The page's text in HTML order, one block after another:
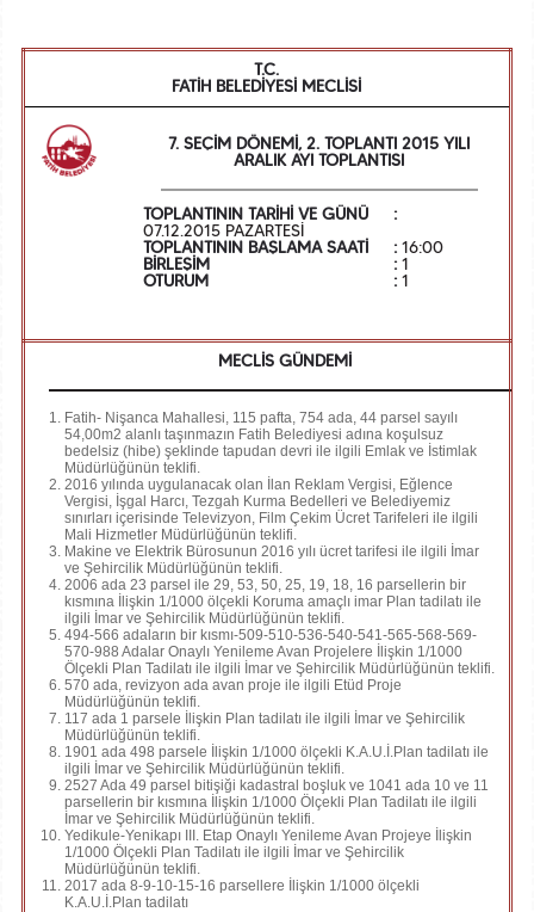
T.C.
FATİH BELEDİYESİ MECLİSİ
7. SEÇİM DÖNEMİ, 2. TOPLANTI 2015 YILI
ARALIK AYI TOPLANTISI
TOPLANTININ TARİHİ VE GÜNÜ
:
07.12.2015 PAZARTESİ
TOPLANTININ BAŞLAMA SAATİ
: 16:00
BİRLEŞİM
: 1
OTURUM
: 1
MECLİS GÜNDEMİ
Fatih- Nişanca Mahallesi, 115 pafta, 754 ada, 44 parsel sayılı
54,00m2 alanlı taşınmazın Fatih Belediyesi adına koşulsuz
bedelsiz (hibe) şeklinde tapudan devri ile ilgili Emlak ve İstimlak
Müdürlüğünün teklifi.
2016 yılında uygulanacak olan İlan Reklam Vergisi, Eğlence
Vergisi, İşgal Harcı, Tezgah Kurma Bedelleri ve Belediyemiz
sınırları içerisinde Televizyon, Film Çekim Ücret Tarifeleri ile ilgili
Mali Hizmetler Müdürlüğünün teklifi.
Makine ve Elektrik Bürosunun 2016 yılı ücret tarifesi ile ilgili İmar
ve Şehircilik Müdürlüğünün teklifi.
2006 ada 23 parsel ile 29, 53, 50, 25, 19, 18, 16 parsellerin bir
kısmına İlişkin 1/1000 ölçekli Koruma amaçlı imar Plan tadilatı ile
ilgili İmar ve Şehircilik Müdürlüğünün teklifi.
494-566 adaların bir kısmı-509-510-536-540-541-565-568-569-
570-988 Adalar Onaylı Yenileme Avan Projelere İlişkin 1/1000
Ölçekli Plan Tadilatı ile ilgili İmar ve Şehircilik Müdürlüğünün teklifi.
570 ada, revizyon ada avan proje ile ilgili Etüd Proje
Müdürlüğünün teklifi.
117 ada 1 parsele İlişkin Plan tadilatı ile ilgili İmar ve Şehircilik
Müdürlüğünün teklifi.
1901 ada 498 parsele İlişkin 1/1000 ölçekli K.A.U.İ.Plan tadilatı ile
ilgili İmar ve Şehircilik Müdürlüğünün teklifi.
2527 Ada 49 parsel bitişiği kadastral boşluk ve 1041 ada 10 ve 11
parsellerin bir kısmına İlişkin 1/1000 Ölçekli Plan Tadilatı ile ilgili
İmar ve Şehircilik Müdürlüğünün teklifi.
Yedikule-Yenikapı III. Etap Onaylı Yenileme Avan Projeye İlişkin
1/1000 Ölçekli Plan Tadilatı ile ilgili İmar ve Şehircilik
Müdürlüğünün teklifi.
2017 ada 8-9-10-15-16 parsellere İlişkin 1/1000 ölçekli
K.A.U.İ.Plan tadilatı